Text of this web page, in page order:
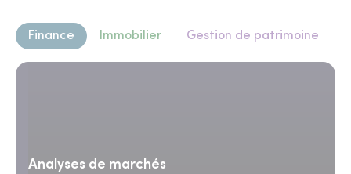
Finance Immobilier Gestion de patrimoine
Analyses de marchés